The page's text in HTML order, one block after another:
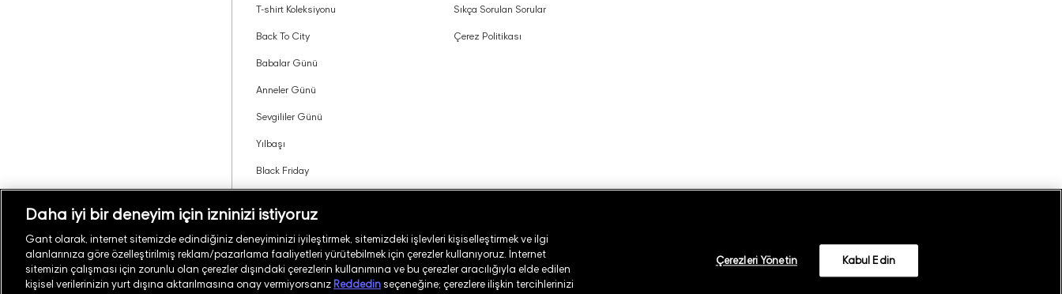
T-shirt Koleksiyonu
Back To City
Babalar Günü
Anneler Günü
Sevgililer Günü
Yılbaşı
Black Friday
Sıkça Sorulan Sorular
Çerez Politikası
Türkiye Mağaza Bul
Daha iyi bir deneyim için izninizi istiyoruz
Gant olarak, internet sitemizde edindiğiniz deneyiminizi iyileştirmek, sitemizdeki işlevleri kişiselleştirmek ve ilgi
alanlarınıza göre özelleştirilmiş reklam/pazarlama faaliyetleri yürütebilmek için çerezler kullanıyoruz. İnternet
sitemizin çalışması için zorunlu olan çerezler dışındaki çerezlerin kullanımına ve bu çerezler aracılığıyla elde edilen
kişisel verilerinizin yurt dışına aktarılmasına onay vermiyorsanız Reddedin seçeneğine; çerezlere ilişkin tercihlerinizi
Çerezleri Yönetin Kabul Edin